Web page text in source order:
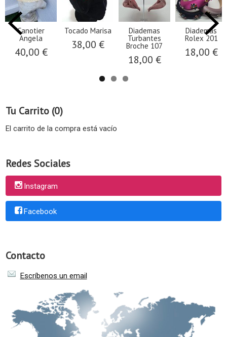
Tu Carrito (0)
El carrito de la compra está vacío
Redes Sociales
Instagram
Facebook
Contacto
Escríbenos un email
Canotier
Angela
40,00 €
Tocado Marisa
38,00 €
Diademas
Turbantes
Broche 107
18,00 €
Diademas
Rolex 201
18,00 €